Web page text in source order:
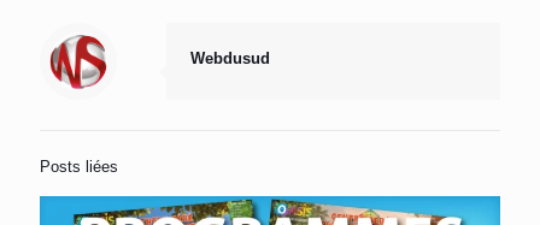
Webdusud
Posts liées